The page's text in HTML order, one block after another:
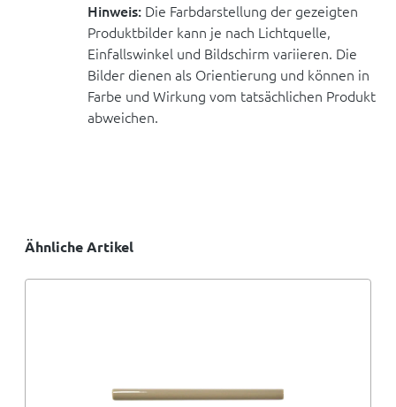
Hinweis: Die Farbdarstellung der gezeigten
Produktbilder kann je nach Lichtquelle,
Einfallswinkel und Bildschirm variieren. Die
Bilder dienen als Orientierung und können in
Farbe und Wirkung vom tatsächlichen Produkt
abweichen.
Ähnliche Artikel